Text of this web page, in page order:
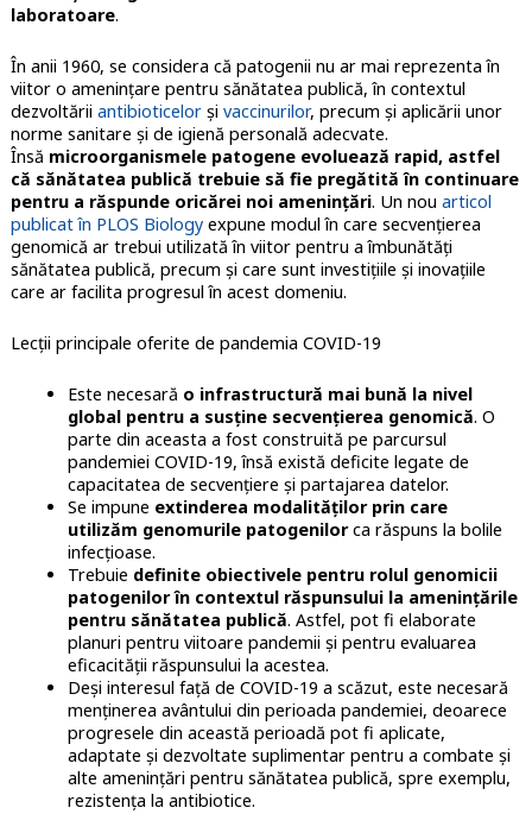
laboratoare.
În anii 1960, se considera că patogenii nu ar mai reprezenta în
viitor o ameninţare pentru sănătatea publică, în contextul
dezvoltării antibioticelorşi vaccinurilor, precum şi aplicării unor
norme sanitare şi de igienă personală adecvate.
Însă microorganismele patogene evoluează rapid, astfel
că sănătatea publică trebuie să fie pregătită în continuare
pentru a răspunde oricărei noi ameninţări. Un nou articol
publicat în PLOS Biologyexpune modul în care secvenţierea
genomică ar trebui utilizată în viitor pentru a îmbunătăţi
sănătatea publică, precum şi care sunt investiţiile şi inovaţiile
care ar facilita progresul în acest domeniu.
Lecţii principale oferite de pandemia COVID-19
Este necesară o infrastructură mai bună la nivel
global pentru a susţine secvenţierea genomică. O
parte din aceasta a fost construită pe parcursul
pandemiei COVID-19, însă există deficite legate de
capacitatea de secvenţiere şi partajarea datelor.
Se impune extinderea modalităţilor prin care
utilizăm genomurile patogenilorca răspuns la bolile
infecțioase.
Trebuie definite obiectivele pentru rolul genomicii
patogenilor în contextul răspunsului la amenințările
pentru sănătatea publică. Astfel, pot fi elaborate
planuri pentru viitoare pandemii şi pentru evaluarea
eficacităţii răspunsului la acestea.
Deşi interesul faţă de COVID-19 a scăzut, este necesară
menţinerea avântului din perioada pandemiei, deoarece
progresele din această perioadă pot fi aplicate,
adaptate şi dezvoltate suplimentar pentru a combate şi
alte ameninţări pentru sănătatea publică, spre exemplu,
rezistenţa la antibiotice.